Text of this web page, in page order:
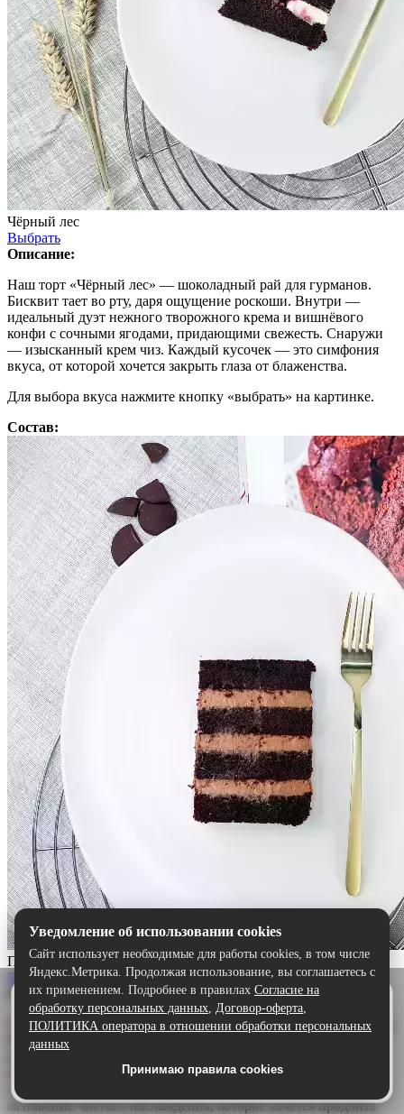
Чёрный лес
Выбрать
Описание:
Наш торт «Чёрный лес» — шоколадный рай для гурманов.
Бисквит тает во рту, даря ощущение роскоши. Внутри —
идеальный дуэт нежного творожного крема и вишнёвого
конфи с сочными ягодами, придающими свежесть. Снаружи
— изысканный крем чиз. Каждый кусочек — это симфония
вкуса, от которой хочется закрыть глаза от блаженства.
Для выбора вкуса нажмите кнопку «выбрать» на картинке.
Состав:
Прага
Выбрать
Описание:
Торт «Прага» — шоколадный шедевр для истинных гурманов.
Воздушный бисквит, щедро пропитанный ароматным
нежный сливочно-шоколадный крем обволакивает язык,
создавая идеальную гармонию. Каждый кусочек — это
мгновение чистого наслаждения, которое хочется продлить
Удобнее в приложении
Скачайте приложение — быстрее и комфортнее,
чем через сайт.
Скачать в Google Play
Уведомление об использовании cookies
Сайт использует необходимые для работы cookies, в том числе
Яндекс.Метрика. Продолжая использование, вы соглашаетесь с
их применением. Подробнее в правилах Согласие на
обработку персональных данных, Договор-оферта,
ПОЛИТИКА оператора в отношении обработки персональных
данных
Принимаю правила cookies